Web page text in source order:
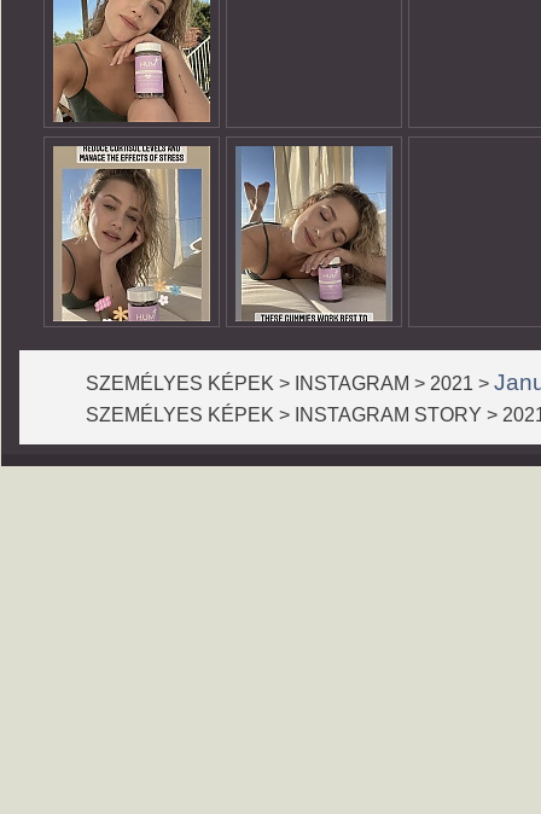
SZEMÉLYES KÉPEK > INSTAGRAM > 2021 >
SZEMÉLYES KÉPEK > INSTAGRAM STORY >